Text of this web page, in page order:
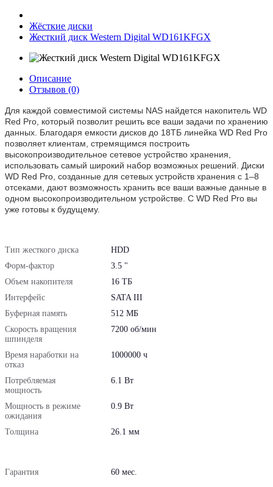
Жёсткие диски
Жесткий диск Western Digital WD161KFGX
Описание
Отзывов (0)
Для каждой совместимой системы NAS найдется накопитель WD
Red Pro, который позволит решить все ваши задачи по хранению
данных. Благодаря емкости дисков до 18ТБ линейка WD Red Pro
позволяет клиентам, стремящимся построить
высокопроизводительное сетевое устройство хранения,
использовать самый широкий набор возможных решений. Диски
WD Red Pro, созданные для сетевых устройств хранения с 1–8
отсеками, дают возможность хранить все ваши важные данные в
одном высокопроизводительном устройстве. С WD Red Pro вы
уже готовы к будущему.
Тип жесткого диска
HDD
Форм-фактор
3.5 "
Объем накопителя
16 ТБ
Интерфейс
SATA III
Буферная память
512 МБ
Скорость вращения
шпинделя
7200 об/мин
Время наработки на
отказ
1000000 ч
Потребляемая
мощность
6.1 Вт
Мощность в режиме
ожидания
0.9 Вт
Толщина 26.1 мм
Гарантия 60 мес.